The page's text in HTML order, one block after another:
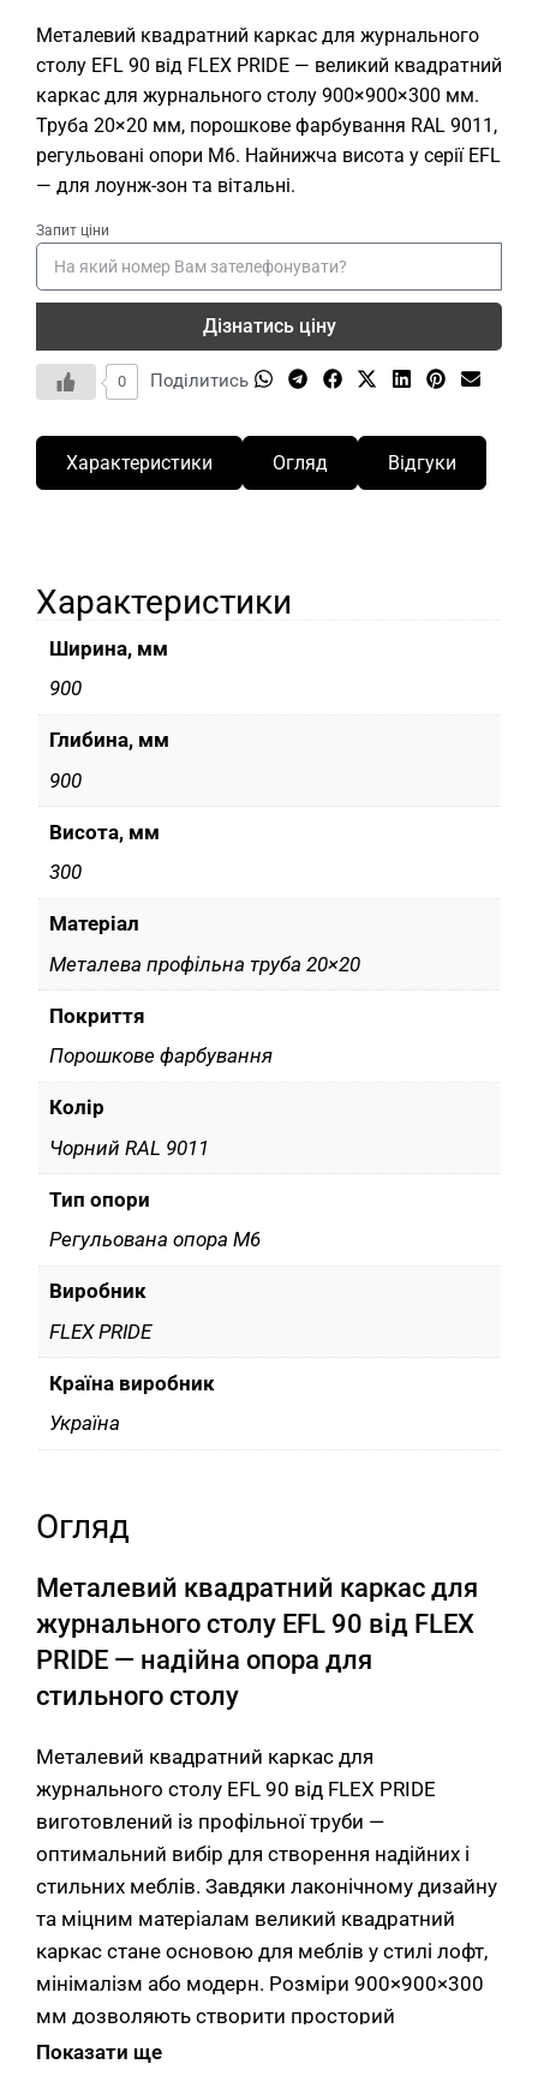
Металевий квадратний каркас для журнального
столу EFL 90 від FLEX PRIDE — великий квадратний
каркас для журнального столу 900×900×300 мм.
Труба 20×20 мм, порошкове фарбування RAL 9011,
регульовані опори М6. Найнижча висота у серії EFL
— для лоунж-зон та вітальні.
Запит ціни
Дізнатись ціну
0 Поділитись
Характеристики Огляд Відгуки
Характеристики
Ширина, мм
900
Глибина, мм
900
Висота, мм
300
Матеріал
Металева профільна труба 20×20
Покриття
Порошкове фарбування
Колір
Чорний RAL 9011
Тип опори
Регульована опора М6
Виробник
FLEX PRIDE
Країна виробник
Україна
Огляд
Металевий квадратний каркас для
журнального столу EFL 90 від FLEX
PRIDE — надійна опора для
стильного столу
Металевий квадратний каркас для
журнального столу EFL 90 від FLEX PRIDE
виготовлений із профільної труби —
оптимальний вибір для створення надійних і
стильних меблів. Завдяки лаконічному дизайну
та міцним матеріалам великий квадратний
каркас стане основою для меблів у стилі лофт,
мінімалізм або модерн. Розміри 900×900×300
мм дозволяють створити просторий
журнальний стіл з низьким профілем для
Показати ще